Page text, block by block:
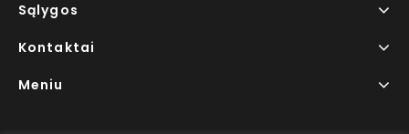
Sąlygos
Kontaktai
Meniu